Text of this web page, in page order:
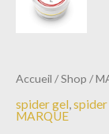
Accueil /Shop /
spider gel,spider
MARQUE